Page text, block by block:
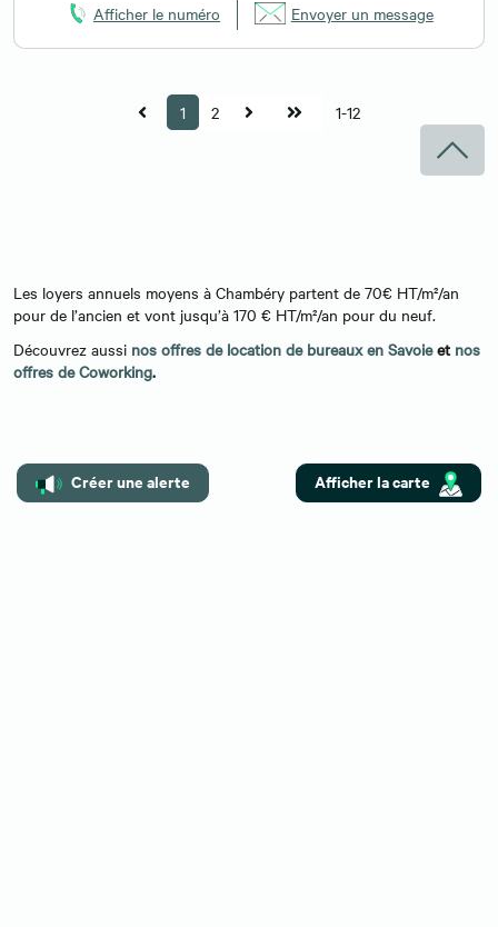
Créer une alerte Afficher la carte
Afficher le numéro Envoyer un message
1 2 1-12
Les loyers annuels moyens à Chambéry partent de 70€ HT/m²/an
pour de l’ancien et vont jusqu’à 170 € HT/m²/an pour du neuf.
Découvrez aussi nos offres de location de bureaux en Savoieet nos
offres de Coworking.
Besoin de plus d'informations ?